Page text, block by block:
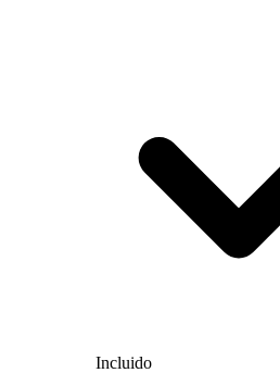
Incluido